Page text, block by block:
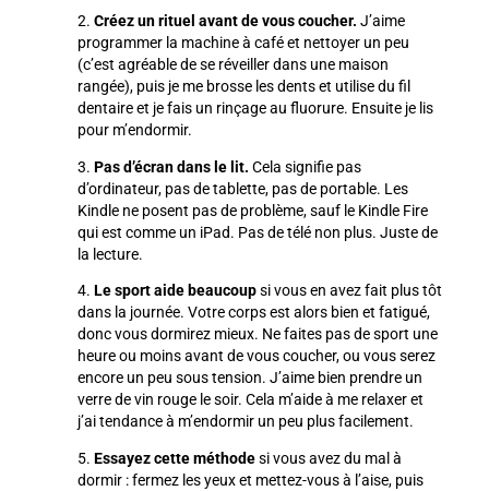
2. Créez un rituel avant de vous coucher. J’aime
programmer la machine à café et nettoyer un peu
(c’est agréable de se réveiller dans une maison
rangée), puis je me brosse les dents et utilise du fil
dentaire et je fais un rinçage au fluorure. Ensuite je lis
pour m’endormir.
3. Pas d’écran dans le lit. Cela signifie pas
d’ordinateur, pas de tablette, pas de portable. Les
Kindle ne posent pas de problème, sauf le Kindle Fire
qui est comme un iPad. Pas de télé non plus. Juste de
la lecture.
4. Le sport aide beaucoupsi vous en avez fait plus tôt
dans la journée. Votre corps est alors bien et fatigué,
donc vous dormirez mieux. Ne faites pas de sport une
heure ou moins avant de vous coucher, ou vous serez
encore un peu sous tension. J’aime bien prendre un
verre de vin rouge le soir. Cela m’aide à me relaxer et
j’ai tendance à m’endormir un peu plus facilement.
5. Essayez cette méthodesi vous avez du mal à
dormir : fermez les yeux et mettez-vous à l’aise, puis